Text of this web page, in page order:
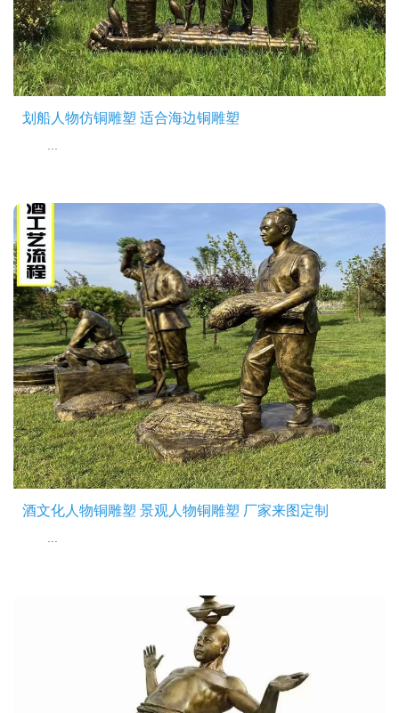
划船人物仿铜雕塑 适合海边铜雕塑
酒文化人物铜雕塑 景观人物铜雕塑 厂家来图定制
...